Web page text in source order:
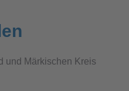
und Märkischen Kreis